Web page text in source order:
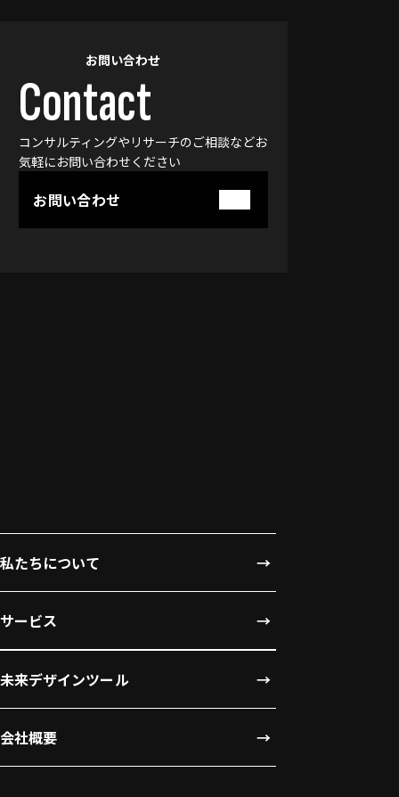
お問い合わせ
Contact
コンサルティングやリサーチのご相談などお
気軽にお問い合わせください
お問い合わせ
私たちについて
サービス
未来デザインツール
会社概要